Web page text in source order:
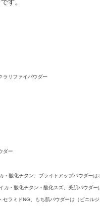
す。
ラリファイパウダー
ダー
酸化チタン、ブライトアップパウダーは
・酸化チタン・酸化スズ、美肌パウダ
ラミドNG、もち肌パウダーは（ビニル